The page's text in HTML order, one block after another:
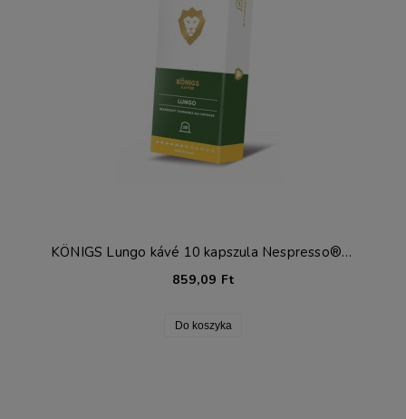
KÖNIGS Lungo kávé 10 kapszula Nespresso®-hoz*
859,09 Ft
Do koszyka